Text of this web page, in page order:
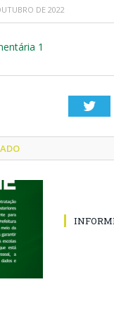
DE 2022
1